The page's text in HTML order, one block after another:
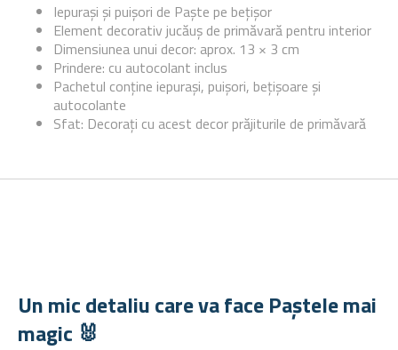
Iepurași și puișori de Paște pe bețișor
Element decorativ jucăuș de primăvară pentru interior
Dimensiunea unui decor: aprox. 13 × 3 cm
Prindere: cu autocolant inclus
Pachetul conține iepurași, puișori, bețișoare și
autocolante
Sfat: Decorați cu acest decor prăjiturile de primăvară
Un mic detaliu care va face Paștele mai
magic 🐰